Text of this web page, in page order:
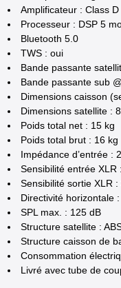
Amplificateur : Class D
Processeur : DSP 5
Bluetooth 5.0
TWS : oui
Bande passante
Bande passante sub
Dimensions caisson
Dimensions satellite :
Poids total net : 15 kg
Poids total brut : 16 kg
Impédance d’entrée :
Sensibilité entrée XLR
Sensibilité sortie XLR :
Directivité horizontale
SPL max. : 125 dB
Structure satellite :
Structure caisson de
Consommation
Livré avec tube de